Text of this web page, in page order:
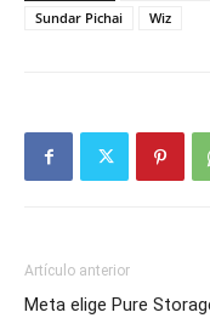
Sundar Pichai
Wiz
Artículo anterior
Meta elige Pure